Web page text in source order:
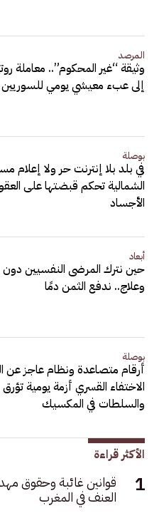
المرصد
وثيقة “غير المحكوم”.. معاملة
إلى عبء معيشي يومي للسوريين
بوصلة
في بلد بلا إنترنت حر ولا إعلام
الشمالية تحكم قبضتها على
الأجساد
أبعاد
حين نترك المرضى النفسيين دون
وعلاج.. ندفع الثمن دمًا
بوصلة
أرقام متصاعدة ونظام عاجز عن
الاختفاء القسري أزمة يومية تؤرق
والسلطات في المكسيك
الأكثر قراءة
قوانين غائبة وحقوق
العنف في المغرب